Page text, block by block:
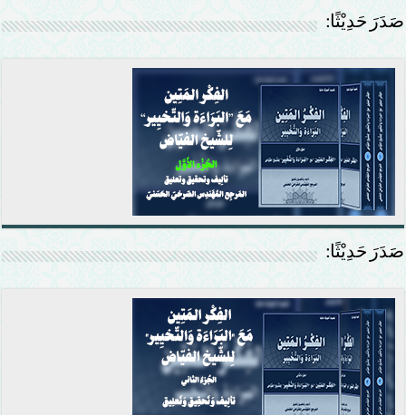
صَدَرَ حَدِيْثًا:
صَدَرَ حَدِيْثًا: